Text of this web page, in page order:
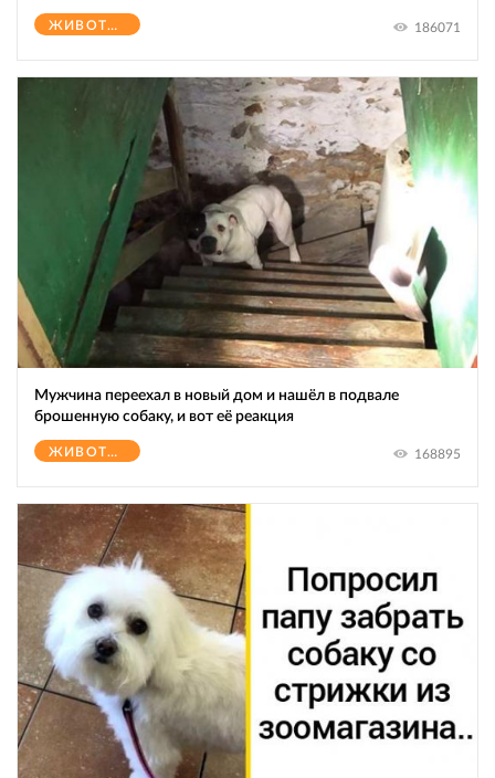
ЖИВОТНЫЕ 186071
Мужчина переехал в новый дом и нашёл в подвале
брошенную собаку, и вот её реакция
ЖИВОТНЫЕ 168895